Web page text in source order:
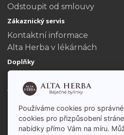
Odstoupit od smlouvy
Zákaznický servis
Kontaktní informace
Alta Herba v lékárnách
Doplňky
Dárkové poukazy
Akční nabídka
Můj účet
Historie objednávek
Používáme cookies pro
cookies pro přizpůsobení
nabídky přímo Vám na míru.